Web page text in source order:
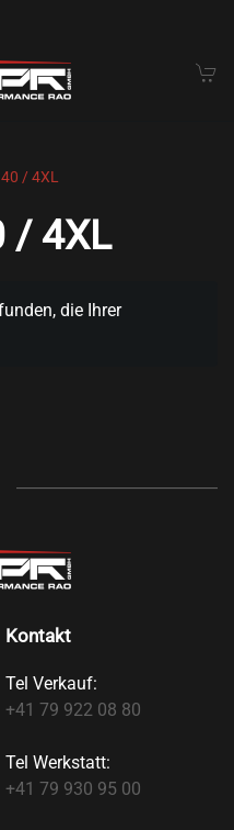
/ 4XL
/ 4XL
die Ihrer
Kontakt
Tel Verkauf:
+41 79 922 08 80
Tel Werkstatt:
+41 79 930 95 00